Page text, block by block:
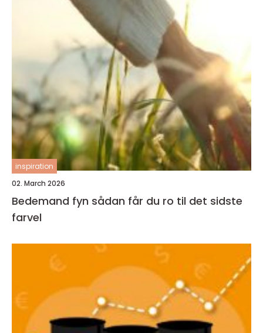
inspiration
02. March 2026
Bedemand fyn sådan får du ro til det sidste
farvel